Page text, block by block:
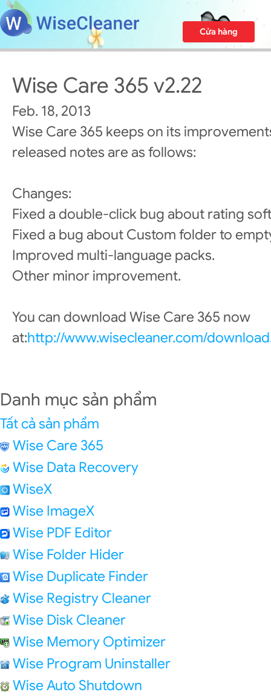
Cửa hàng
Wise Care 365 v2.22
Feb. 18, 2013
Wise Care 365 keeps on its
released notes are as follows:
Changes:
Fixed a double-click bug about rating
Fixed a bug about Custom folder to
Improved multi-language packs.
Other minor improvement.
You can download Wise Care 365 now
at:http://www.wisecleaner.com/
Danh mục sản phẩm
Tất cả sản phẩm
Wise Care 365
Wise Data Recovery
WiseX
Wise ImageX
Wise PDF Editor
Wise Folder Hider
Wise Duplicate Finder
Wise Registry Cleaner
Wise Disk Cleaner
Wise Memory Optimizer
Wise Program Uninstaller
Wise Auto Shutdown